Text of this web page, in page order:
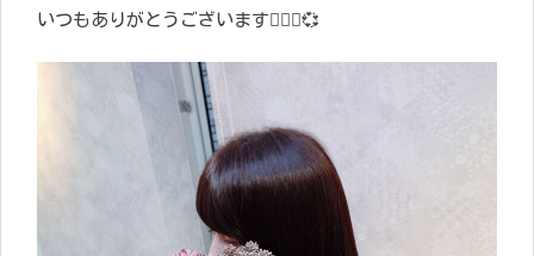
いつもありがとうございます🙇🏻‍♀️💞